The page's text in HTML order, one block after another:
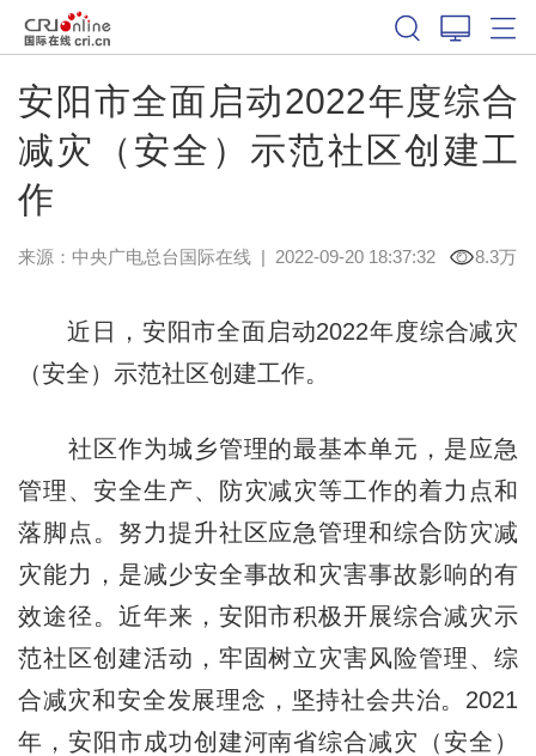
安阳市全面启动2022年度综合
减灾（安全）示范社区创建工
作
来源：中央广电总台国际在线| 2022-09-20 18:37:32 8.3万
近日，安阳市全面启动2022年度综合减灾
（安全）示范社区创建工作。
社区作为城乡管理的最基本单元，是应急
管理、安全生产、防灾减灾等工作的着力点和
落脚点。努力提升社区应急管理和综合防灾减
灾能力，是减少安全事故和灾害事故影响的有
效途径。近年来，安阳市积极开展综合减灾示
范社区创建活动，牢固树立灾害风险管理、综
合减灾和安全发展理念，坚持社会共治。2021
年，安阳市成功创建河南省综合减灾（安全）